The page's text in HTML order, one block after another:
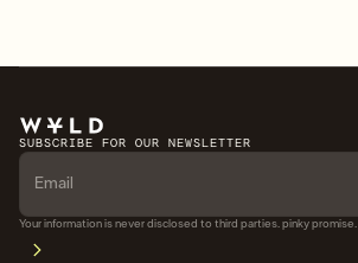
SUBSCRIBE FOR OUR NEWSLETTER
Your information is never disclosed to third parties. pinky promise.